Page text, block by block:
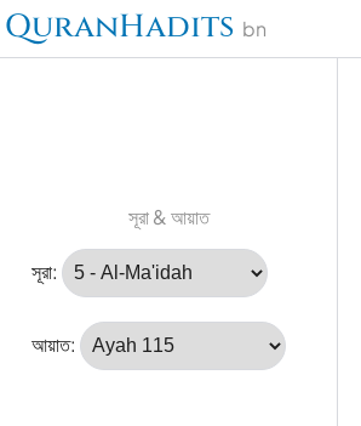
QuranHadits bn
সূরা & আয়াত
সূরা:
আয়াত: